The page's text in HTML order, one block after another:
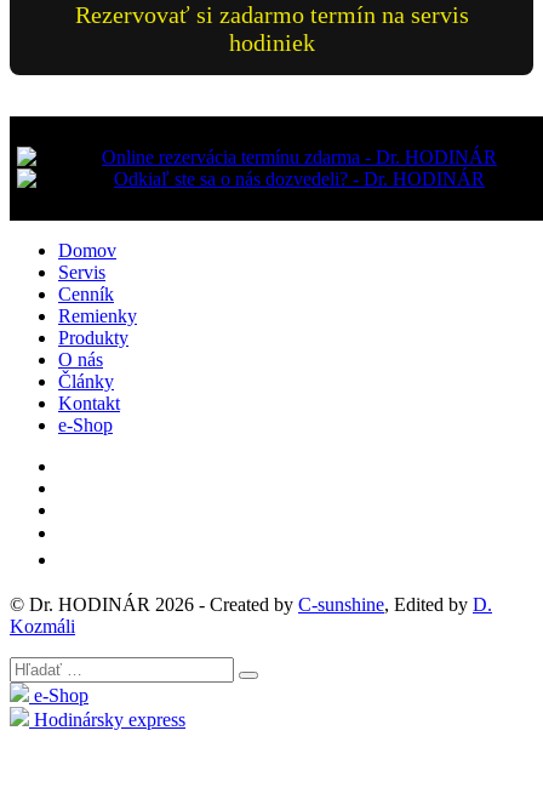
Rezervovať si zadarmo termín na servis
hodiniek
Domov
Servis
Cenník
Remienky
Produkty
O nás
Články
Kontakt
e-Shop
© Dr. HODINÁR 2026 - Created by C-sunshine, Edited by D.
Kozmáli
e-Shop
Hodinársky express